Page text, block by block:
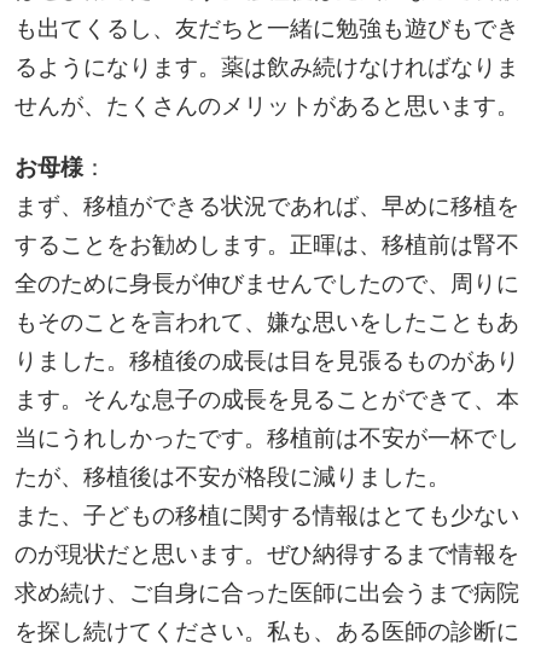
も出てくるし、友だちと一緒に勉強も遊びもでき
るようになります。薬は飲み続けなければなりま
せんが、たくさんのメリットがあると思います。
お母様：
まず、移植ができる状況であれば、早めに移植を
することをお勧めします。正暉は、移植前は腎不
全のために身長が伸びませんでしたので、周りに
もそのことを言われて、嫌な思いをしたこともあ
りました。移植後の成長は目を見張るものがあり
ます。そんな息子の成長を見ることができて、本
当にうれしかったです。移植前は不安が一杯でし
たが、移植後は不安が格段に減りました。
また、子どもの移植に関する情報はとても少ない
のが現状だと思います。ぜひ納得するまで情報を
求め続け、ご自身に合った医師に出会うまで病院
を探し続けてください。私も、ある医師の診断に